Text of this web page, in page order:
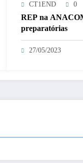
CT1END 0
REP na
preparatórias
27/05/2023